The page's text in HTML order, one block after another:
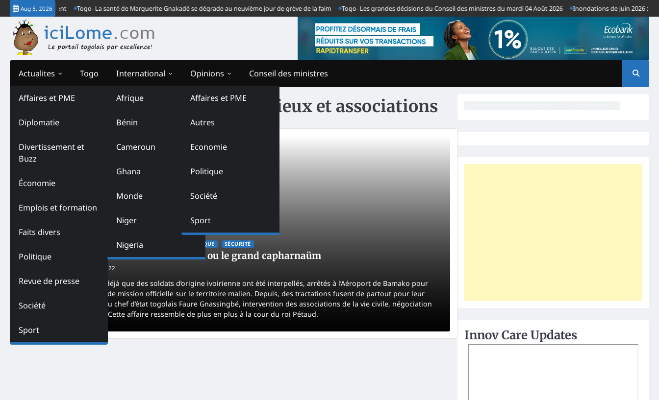
Skip
to
content
Aug 5, 2026
le Togo est absent Togo- La santé de Marguerite Gnakadé se dégrade au neuvième jour de grève de la faim Togo- Les grandes décisions du Conseil des ministres du mardi 04 Août 2026 Inondations de juin 2026 : plus
Actualites
Affaires et PME
Diplomatie
Divertissement et
Buzz
Économie
Emplois et formation
Faits divers
Politique
Revue de presse
Société
Sport
Togo International
Afrique
Bénin
Cameroun
Ghana
Monde
Niger
Nigeria
Opinions
Affaires et PME
Autres
Economie
Politique
Société
Sport
Conseil des ministres
Tag:négociations des chefs religieux et associations
CÔTE D'IVOIRE POLITIQUE SÉCURITÉ
Mali-L’affaire des 49 Soldats ivoiriens ou le grand capharnaüm
August 31, 2022
Plus de cinq semaines déjà que des soldats d’origine ivoirienne ont été interpellés, arrêtés à l’Aéroport de Bamako pour
est-il dit défaut d’ordre de mission officielle sur le territoire malien. Depuis, des tractations fusent de partout pour leur
libération : médiation du chef d’état togolais Faure Gnassingbé, intervention des associations de la vie civile, négociation
de chefs religieux etc… Cette affaire ressemble de plus en plus à la cour du roi Pétaud.
Innov Care Updates